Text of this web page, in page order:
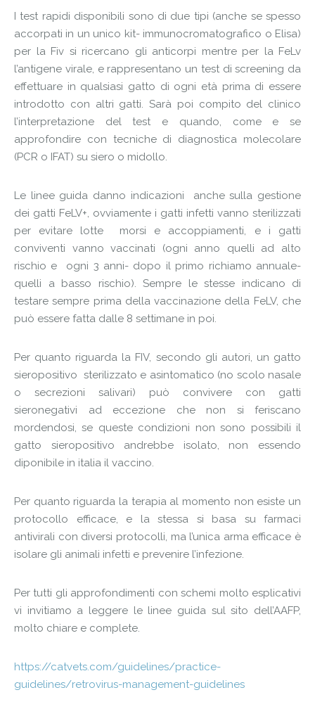
I test rapidi disponibili sono di due tipi (anche se spesso
accorpati in un unico kit- immunocromatografico o Elisa)
per la Fiv si ricercano gli anticorpi mentre per la FeLv
l’antigene virale, e rappresentano un test di screening da
effettuare in qualsiasi gatto di ogni età prima di essere
introdotto con altri gatti. Sarà poi compito del clinico
l’interpretazione del test e quando, come e se
approfondire con tecniche di diagnostica molecolare
(PCR o IFAT) su siero o midollo.
Le linee guida danno indicazioni anche sulla gestione
dei gatti FeLV+, ovviamente i gatti infetti vanno sterilizzati
per evitare lotte morsi e accoppiamenti, e i gatti
conviventi vanno vaccinati (ogni anno quelli ad alto
rischio e ogni 3 anni- dopo il primo richiamo annuale-
quelli a basso rischio). Sempre le stesse indicano di
testare sempre prima della vaccinazione della FeLV, che
può essere fatta dalle 8 settimane in poi.
Per quanto riguarda la FIV, secondo gli autori, un gatto
sieropositivo sterilizzato e asintomatico (no scolo nasale
o secrezioni salivari) può convivere con gatti
sieronegativi ad eccezione che non si feriscano
mordendosi, se queste condizioni non sono possibili il
gatto sieropositivo andrebbe isolato, non essendo
diponibile in italia il vaccino.
Per quanto riguarda la terapia al momento non esiste un
protocollo efficace, e la stessa si basa su farmaci
antivirali con diversi protocolli, ma l’unica arma efficace è
isolare gli animali infetti e prevenire l’infezione.
Per tutti gli approfondimenti con schemi molto esplicativi
vi invitiamo a leggere le linee guida sul sito dell’AAFP,
molto chiare e complete.
https://catvets.com/guidelines/practice-
guidelines/retrovirus-management-guidelines